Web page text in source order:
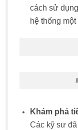
cách sử
hệ thống
Khám phá
Các kỹ sư